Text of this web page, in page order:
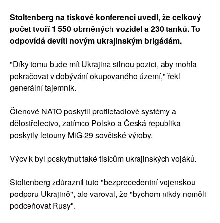
Stoltenberg na tiskové konferenci uvedl, že celkový
počet tvoří 1 550 obrněných vozidel a 230 tanků. To
odpovídá devíti novým ukrajinským brigádám.
"Díky tomu bude mít Ukrajina silnou pozici, aby mohla
pokračovat v dobývání okupovaného území," řekl
generální tajemník.
Členové NATO poskytli protiletadlové systémy a
dělostřelectvo, zatímco Polsko a Česká republika
poskytly letouny MiG-29 sovětské výroby.
Výcvik byl poskytnut také tisícům ukrajinských vojáků.
Stoltenberg zdůraznil tuto "bezprecedentní vojenskou
podporu Ukrajině", ale varoval, že "bychom nikdy neměli
podceňovat Rusy".